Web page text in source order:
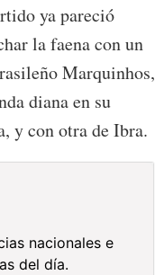
ya pareció
la faena con un
Marquinhos,
diana en su
y con otra de Ibra.
nacionales e
del día.